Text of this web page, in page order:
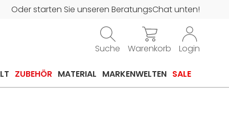
Oder starten Sie unseren BeratungsChat unten!
Suche Warenkorb Login
ZUBEHÖR MATERIAL MARKENWELTEN SALE